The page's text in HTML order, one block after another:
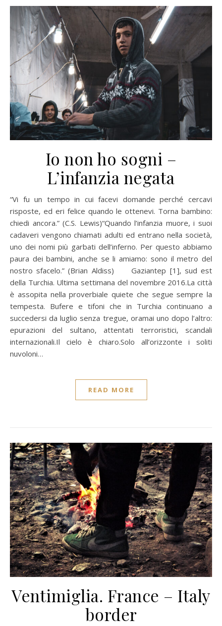
Io non ho sogni –
L’infanzia negata
“Vi fu un tempo in cui facevi domande perché cercavi
risposte, ed eri felice quando le ottenevi. Torna bambino:
chiedi ancora.” (C.S. Lewis)“Quando l’infanzia muore, i suoi
cadaveri vengono chiamati adulti ed entrano nella società,
uno dei nomi più garbati dell’inferno. Per questo abbiamo
paura dei bambini, anche se li amiamo: sono il metro del
nostro sfacelo.” (Brian Aldiss) Gaziantep [1], sud est
della Turchia. Ultima settimana del novembre 2016.La città
è assopita nella proverbiale quiete che segue sempre la
tempesta. Bufere e tifoni che in Turchia continuano a
succedersi da luglio senza tregue, oramai uno dopo l’altro:
epurazioni del sultano, attentati terroristici, scandali
internazionali.Il cielo è chiaro.Solo all’orizzonte i soliti
nuvoloni…
READ MORE
Ventimiglia. France – Italy
border